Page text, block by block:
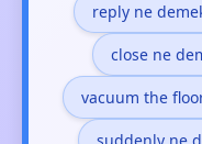
reply ne
close ne
vacuum the